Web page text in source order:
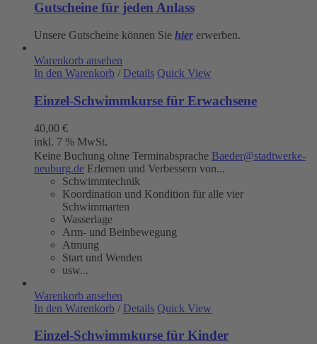
Gutscheine für jeden Anlass
Unsere Gutscheine können Sie hier erwerben.
Warenkorb ansehen
In den Warenkorb / Details Quick View
Einzel-Schwimmkurse für Erwachsene
40,00 €
inkl. 7 % MwSt.
Keine Buchung ohne Terminabsprache Baeder@stadtwerke-
neuburg.de Erlernen und Verbessern von...
Schwimmtechnik
Koordination und Kondition für alle vier
Schwimmarten
Wasserlage
Arm- und Beinbewegung
Atmung
Start und Wenden
usw...
Warenkorb ansehen
In den Warenkorb / Details Quick View
Einzel-Schwimmkurse für Kinder